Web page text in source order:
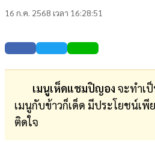
16 ก.ค. 2568 เวลา 16:28:51
เมนูเห็ดแชมปิญอง จะทำเ
เมนูกับข้าวก็เด็ด มีประโยชน์เพี
ติดใจ
บันเทิง
ตรวจ
หวย
ผล
บอล